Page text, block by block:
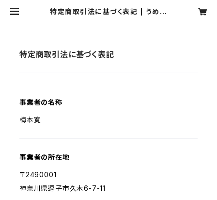
特定商取引法に基づく表記 | うめの
特定商取引法に基づく表記
事業者の名称
梅本寛
事業者の所在地
〒2490001
神奈川県逗子市久木6-7-11